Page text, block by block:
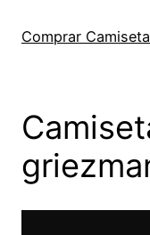
Comprar